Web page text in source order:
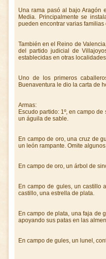
Una rama pasó al bajo Aragón
Media. Principalmente se
pueden encontrar varias
También en el Reino de
del partido judicial de
establecidas en otras
Uno de los primeros
Buenaventura le dio la carta de
Armas:
Escudo partido: 1º, en campo
un águila de sable.
En campo de oro, una cruz de
un león rampante. Omite
En campo de oro, un árbol de
En campo de gules, un castillo
castillo, una estrella de plata.
En campo de plata, una faja de
apoyando sus patas en las
En campo de gules, un lunel,